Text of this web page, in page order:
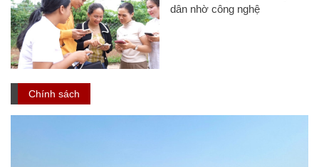
dân nhờ công nghệ
Chính sách